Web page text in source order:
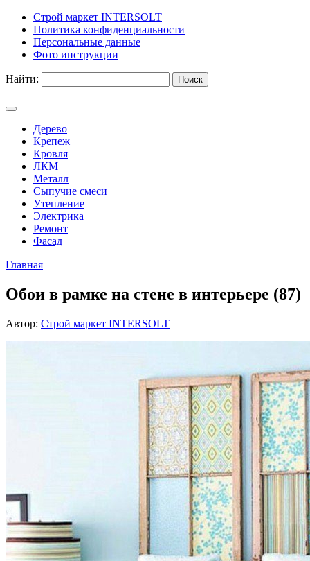
Строй маркет INTERSOLT
Политика конфиденциальности
Персональные данные
Фото инструкции
Найти:
Дерево
Крепеж
Кровля
ЛКМ
Металл
Сыпучие смеси
Утепление
Электрика
Ремонт
Фасад
Главная
Обои в рамке на стене в интерьере (87)
Автор: Строй маркет INTERSOLT